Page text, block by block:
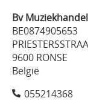
Bv
BE0874905653
9600 RONSE
België
055214368